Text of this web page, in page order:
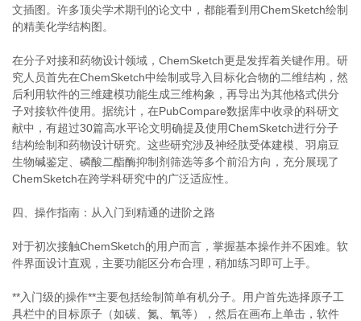
文插图。许多顶尖学术期刊的论文中，都能看到用ChemSketch绘制
的精美化学结构图。
在分子对接和药物设计领域，ChemSketch更是发挥着关键作用。研
究人员首先在ChemSketch中绘制或导入目标化合物的二维结构，然
后利用软件的三维建模功能生成三维构象，再导出为其他格式供分
子对接软件使用。据统计，在PubCompare数据库中收录的科研文
献中，有超过30篇高水平论文明确提及使用ChemSketch进行分子
结构绘制和药物设计研究。这些研究涉及神经肽受体建模、羽扇豆
生物碱鉴定、磷酸二酯酶抑制剂筛选等多个前沿方向，充分展现了
ChemSketch在跨学科研究中的广泛适应性。
四、操作指南：从入门到精通的进阶之路
对于初次接触ChemSketch的用户而言，掌握基本操作并不困难。软
件界面设计直观，主要功能区分布合理，稍加练习即可上手。
**入门级的操作**主要包括绘制简单有机分子。用户首先选择原子工
具栏中的目标原子（如碳、氮、氧等），然后在画布上单击，软件